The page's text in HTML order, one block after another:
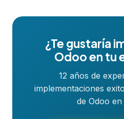
¿Te gustaría
Odoo en tu
12 años de
implementaciones
de Odoo